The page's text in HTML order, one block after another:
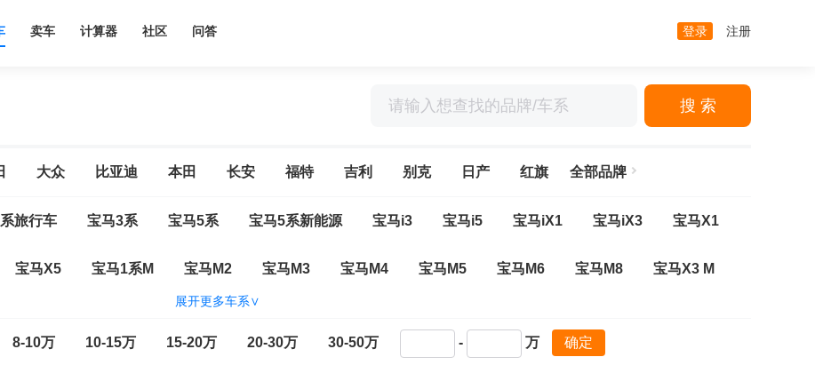
卖车 计算器 社区 问答 登录 注册
搜 索
大众 比亚迪 本田 长安 福特 吉利 别克 日产 红旗 全部品牌
旅行车 宝马3系 宝马5系 宝马5系新能源 宝马i3 宝马i5 宝马iX1 宝马iX3 宝马X1
宝马X5 宝马1系M 宝马M2 宝马M3 宝马M4 宝马M5 宝马M6 宝马M8 宝马X3 M
展开更多车系∨
8-10万 10-15万 15-20万 20-30万 30-50万 - 万 确定